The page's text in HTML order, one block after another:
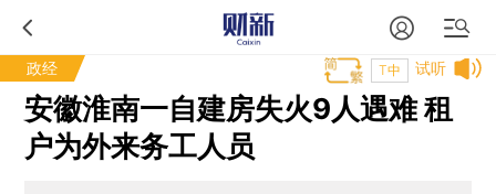
政经 试听
T中
安徽淮南一自建房失火9人遇难 租
户为外来务工人员